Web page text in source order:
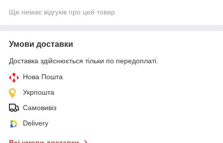
Ще немає відгуків про цей товар
Умови доставки
Доставка здійснюється тільки по передоплаті.
Нова Пошта
Укрпошта
Самовивіз
Delivery